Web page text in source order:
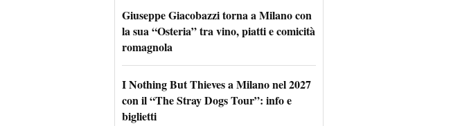
Giuseppe Giacobazzi torna a Milano con
la sua “Osteria” tra vino, piatti e comicità
romagnola
I Nothing But Thieves a Milano nel 2027
con il “The Stray Dogs Tour”: info e
biglietti